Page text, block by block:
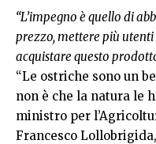
“L’impegno è quello di
prezzo, mettere più
acquistare questo
“Le ostriche sono un
non è che la natura le
ministro per
Francesco